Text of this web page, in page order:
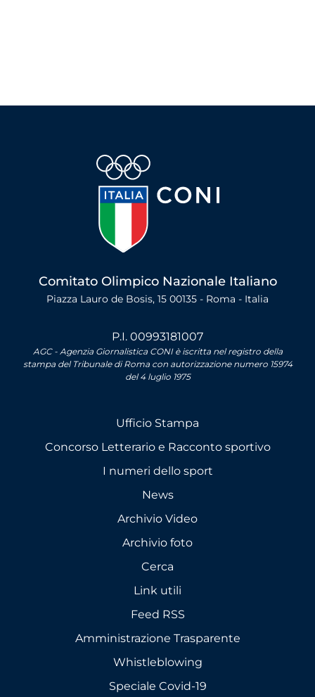
Comitato Olimpico Nazionale Italiano
Piazza Lauro de Bosis, 15 00135 - Roma - Italia
P.I. 00993181007
AGC - Agenzia Giornalistica CONI è iscritta nel registro della
stampa del Tribunale di Roma con autorizzazione numero 15974
del 4 luglio 1975
Ufficio Stampa
Concorso Letterario e Racconto sportivo
I numeri dello sport
News
Archivio Video
Archivio foto
Cerca
Link utili
Feed RSS
Amministrazione Trasparente
Whistleblowing
Speciale Covid-19